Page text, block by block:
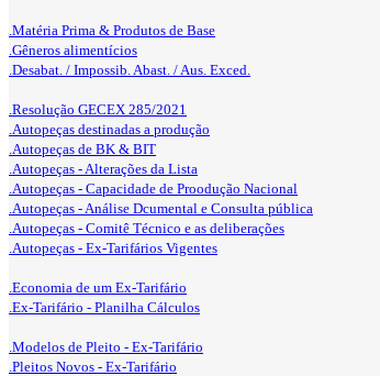
.Matéria Prima & Produtos de Base
.Gêneros alimentícios
.Desabat. / Impossib. Abast. / Aus. Exced.
.Resolução GECEX 285/2021
.Autopeças destinadas a produção
.Autopeças de BK & BIT
.Autopeças - Alterações da Lista
.Autopeças - Capacidade de Proodução Nacional
.Autopeças - Análise Dcumental e Consulta pública
.Autopeças - Comitê Técnico e as deliberações
.Autopeças - Ex-Tarifários Vigentes
.Economia de um Ex-Tarifário
.Ex-Tarifário - Planilha Cálculos
.Modelos de Pleito - Ex-Tarifário
.Pleitos Novos - Ex-Tarifário